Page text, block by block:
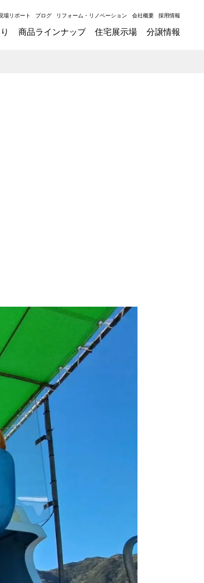
場リポート ブログ リフォーム・リノベーション 会社概要 採用情報
商品ラインナップ 住宅展示場 分譲情報